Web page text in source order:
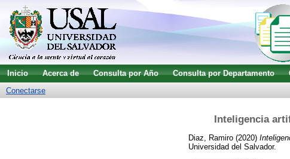
Inicio Acerca de Consulta por Año Consulta por Departamento
Conectarse
Inteligencia
Diaz, Ramiro (2020)
Universidad del Salvador.